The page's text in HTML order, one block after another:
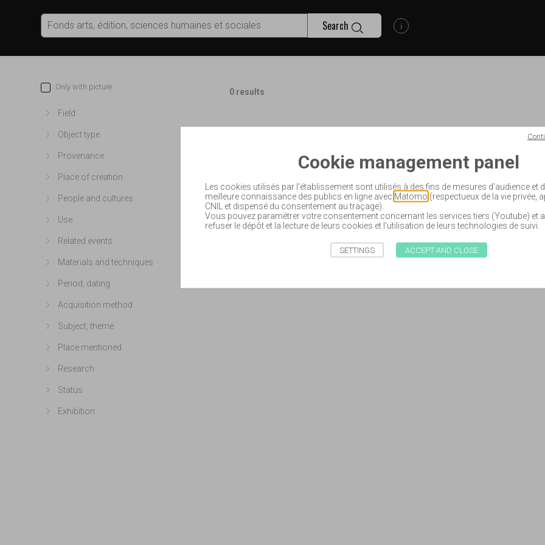
Search Show search help information
Only with picture
Show more
Field
Show more
Object type
Show more
Provenance
Show more
Place of creation
Show more
People and cultures
Show more
Use
Show more
Related events
Show more
Materials and techniques
Show more
Period, dating
Show more
Acquisition method
Show more
Subject, theme
Show more
Place mentioned
Show more
Research
Show more
Status
Show more
Exhibition
0 results
Cookie management panel
Les cookies utilisés par l'établissement sont utilisés à des fins de mesures d'audience et
meilleure connaissance des publics en ligne avec Matomo (respectueux de la vie privée,
CNIL et dispensé du consentement au traçage).
Vous pouvez paramétrer votre consentement concernant les services tiers (Youtube) et
refuser le dépôt et la lecture de leurs cookies et l'utilisation de leurs technologies de suivi.
SETTINGS ACCEPT AND CLOSE